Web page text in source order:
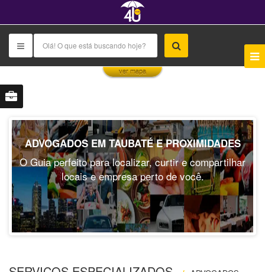
ver mapa
ADVOGADOS EM TAUBATÉ E PROXIMIDADES
O Guia perfeito para localizar, curtir e compartilhar
locais e empresa perto de você.